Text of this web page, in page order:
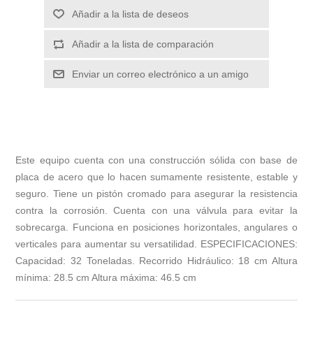
Añadir a la lista de deseos
Añadir a la lista de comparación
Enviar un correo electrónico a un amigo
Este equipo cuenta con una construcción sólida con base de
placa de acero que lo hacen sumamente resistente, estable y
seguro. Tiene un pistón cromado para asegurar la resistencia
contra la corrosión. Cuenta con una válvula para evitar la
sobrecarga. Funciona en posiciones horizontales, angulares o
verticales para aumentar su versatilidad. ESPECIFICACIONES:
Capacidad: 32 Toneladas. Recorrido Hidráulico: 18 cm Altura
mínima: 28.5 cm Altura máxima: 46.5 cm